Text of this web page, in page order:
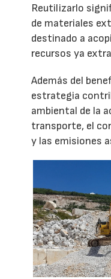
Reutilizarlo
de materiales
destinado a
recursos ya
Además del
estrategia
ambiental de la
transporte, el
y las emisiones